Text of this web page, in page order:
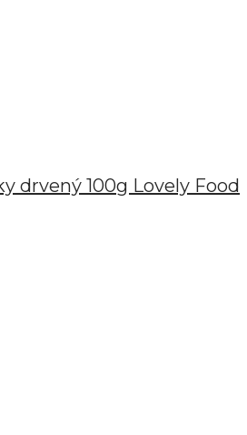
drvený 100g Lovely Food